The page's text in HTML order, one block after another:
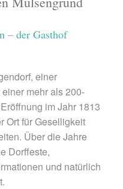
– der Gasthof
einer
mehr als 200-
im Jahr 1813
Ort für Geselligkeit
Über die Jahre
Dorffeste,
und natürlich